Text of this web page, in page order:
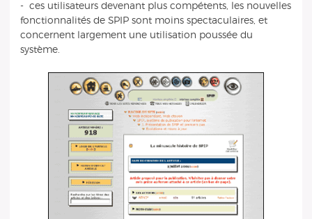
- ces utilisateurs devenant plus compétents, les nouvelles
fonctionnalités de SPIP sont moins spectaculaires, et
concernent largement une utilisation poussée du
système.